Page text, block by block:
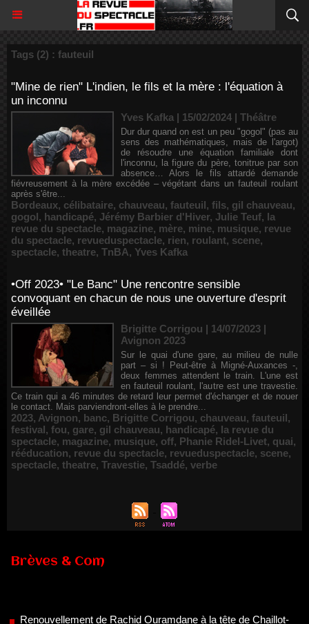
Tags (2) : fauteuil
"Mine de rien" L'indien, le fils et la mère : l'équation à
un inconnu
Yves Kafka | 15/02/2024 | Théâtre
Dur dur quand on est un peu "gogol" (pas au
sens des mathématiques, mais de l'argot)
de résoudre une équation familiale dont
l'inconnu, la figure du père, tonitrue par son
absence… Alors le fils attardé demande
fiévreusement à la mère excédée – végétant dans un fauteuil roulant
après s'être...
Bordeaux, célibataire, chauveau, fauteuil, fils, gil chauveau,
gogol, handicapé, Jérémy Barbier d'Hiver, Julie Teuf, la
revue du spectacle, magazine, mère, mine, musique, revue
du spectacle, revueduspectacle, rien, roulant, scene,
spectacle, theatre, TnBA, Yves Kafka
•Off 2023• "Le Banc" Une rencontre sensible
convoquant en chacun de nous une ouverture d'esprit
éveillée
Brigitte Corrigou | 14/07/2023 |
Avignon 2023
Sur le quai d'une gare, au milieu de nulle
part – si ! Peut-être à Migné-Auxances -,
deux femmes attendent le train. L'une est
en fauteuil roulant, l'autre est une travestie.
Ce train qui a 46 minutes de retard leur permet d'échanger et de nouer
le contact. Mais parviendront-elles à le prendre...
2023, Avignon, banc, Brigitte Corrigou, chauveau, fauteuil,
festival, fou, gare, gil chauveau, handicapé, la revue du
spectacle, magazine, musique, off, Phanie Ridel-Livet, quai,
rééducation, revue du spectacle, revueduspectacle, scene,
spectacle, theatre, Travestie, Tsaddé, verbe
Brèves & Com
05/08/2026